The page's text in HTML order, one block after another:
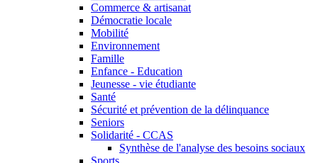
Commerce & artisanat
Démocratie locale
Mobilité
Environnement
Famille
Enfance - Education
Jeunesse - vie étudiante
Santé
Sécurité et prévention de la délinquance
Seniors
Solidarité - CCAS
Synthèse de l'analyse des besoins sociaux
Sports